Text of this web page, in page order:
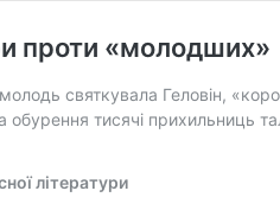
проти «молодших»
святкувала Геловін,
обурення тисячі прихильниць
літератури